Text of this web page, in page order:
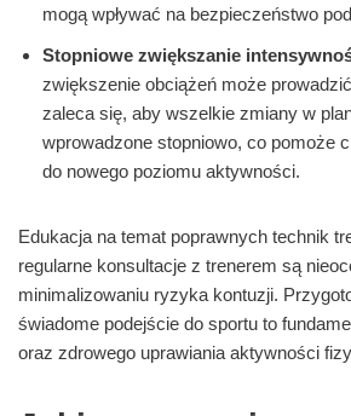
mogą wpływać na bezpieczeństwo
Stopniowe zwiększanie
zwiększenie obciążeń może
zaleca się, aby wszelkie zmiany w
wprowadzone stopniowo, co pomoże
do nowego poziomu aktywności.
Edukacja na temat poprawnych technik
regularne konsultacje z trenerem są
minimalizowaniu ryzyka kontuzji.
świadome podejście do sportu to
oraz zdrowego uprawiania aktywności